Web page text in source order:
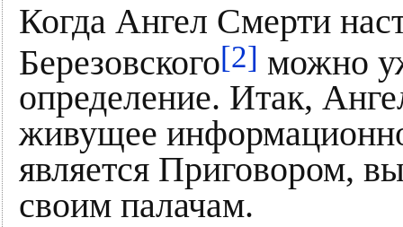
Когда Ангел Смерти
Березовского[2] можно
определение. Итак,
живущее
является Приговором,
своим палачам.